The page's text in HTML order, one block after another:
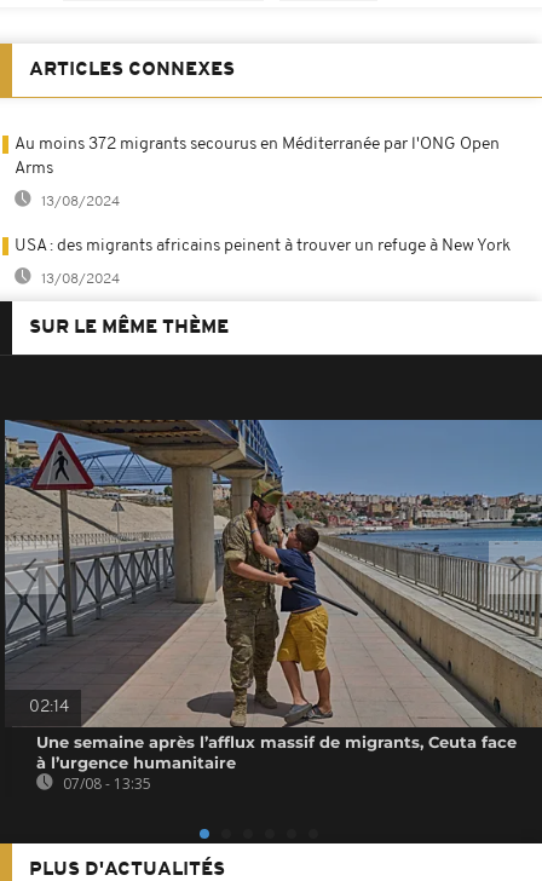
ARTICLES CONNEXES
Au moins 372 migrants secourus en Méditerranée par l'ONG Open
Arms
13/08/2024
USA : des migrants africains peinent à trouver un refuge à New York
13/08/2024
SUR LE MÊME THÈME
02:14
Une semaine après l’afflux massif de migrants, Ceuta face
à l’urgence humanitaire
07/08 - 13:35
PLUS D'ACTUALITÉS